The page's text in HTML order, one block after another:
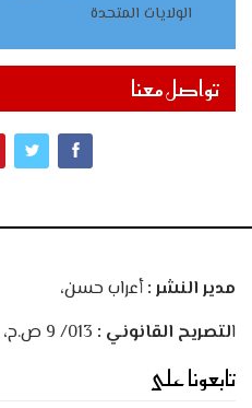
الولايات المتحدة
تواصل معنا
مدير النشر :أعراب حسن،
التصريح القانوني :
تابعونا على